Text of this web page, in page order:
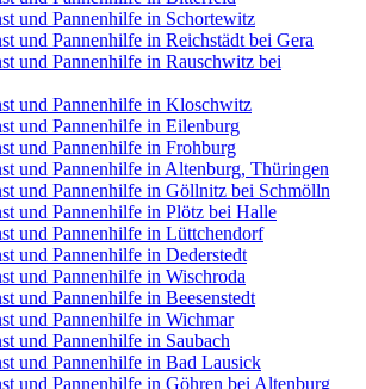
und Pannenhilfe in Schortewitz
und Pannenhilfe in Reichstädt bei Gera
und Pannenhilfe in Rauschwitz bei
und Pannenhilfe in Kloschwitz
und Pannenhilfe in Eilenburg
und Pannenhilfe in Frohburg
und Pannenhilfe in Altenburg, Thüringen
und Pannenhilfe in Göllnitz bei Schmölln
und Pannenhilfe in Plötz bei Halle
und Pannenhilfe in Lüttchendorf
und Pannenhilfe in Dederstedt
und Pannenhilfe in Wischroda
und Pannenhilfe in Beesenstedt
und Pannenhilfe in Wichmar
und Pannenhilfe in Saubach
und Pannenhilfe in Bad Lausick
und Pannenhilfe in Göhren bei Altenburg